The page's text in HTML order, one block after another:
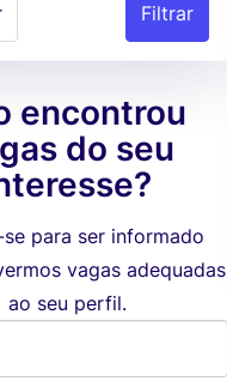
encontrou
do seu
se para ser informado
vagas adequadas
ao seu perfil.